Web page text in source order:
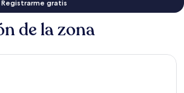
Registrarme gratis
de la zona